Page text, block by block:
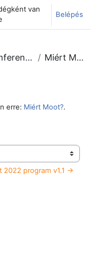
van
Belépés
Mit kell tudni a konferenciáról? Miért Moot?
erre: Miért Moot?.
2022 program v1.1 →